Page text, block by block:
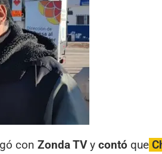
con Zonda TVy contó que